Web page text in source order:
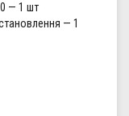
— 1 шт
— 1